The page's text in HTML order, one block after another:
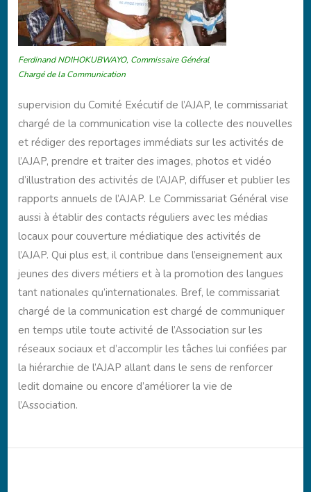
Ferdinand NDIHOKUBWAYO, Commissaire Général
Chargé de la Communication
supervision du Comité Exécutif de l’AJAP, le commissariat
chargé de la communication vise la collecte des nouvelles
et rédiger des reportages immédiats sur les activités de
l’AJAP, prendre et traiter des images, photos et vidéo
d’illustration des activités de l’AJAP, diffuser et publier les
rapports annuels de l’AJAP. Le Commissariat Général vise
aussi à établir des contacts réguliers avec les médias
locaux pour couverture médiatique des activités de
l’AJAP. Qui plus est, il contribue dans l’enseignement aux
jeunes des divers métiers et à la promotion des langues
tant nationales qu’internationales. Bref, le commissariat
chargé de la communication est chargé de communiquer
en temps utile toute activité de l’Association sur les
réseaux sociaux et d’accomplir les tâches lui confiées par
la hiérarchie de l’AJAP allant dans le sens de renforcer
ledit domaine ou encore d’améliorer la vie de
l’Association.